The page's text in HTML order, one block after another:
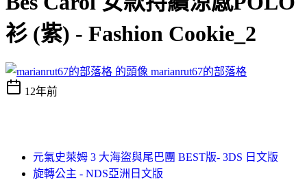
衫 (紫) - Fashion Cookie_2
marianrut67的部落格
12年前
元氣史萊姆 3 大海盜與尾巴團 BEST版- 3DS 日文版
旋轉公主 - NDS亞洲日文版